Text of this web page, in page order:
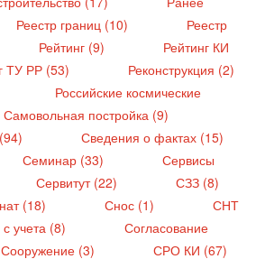
Реестр границ (10)
Реестр
Рейтинг (9)
Рейтинг КИ
ТУ РР (53)
Реконструкция (2)
Российские космические
Самовольная постройка (9)
Сведения о фактах (15)
Семинар (33)
Сервисы
Сервитут (22)
СЗЗ (8)
(18)
Снос (1)
СНТ
учета (8)
Согласование
Сооружение (3) СРО КИ (67)